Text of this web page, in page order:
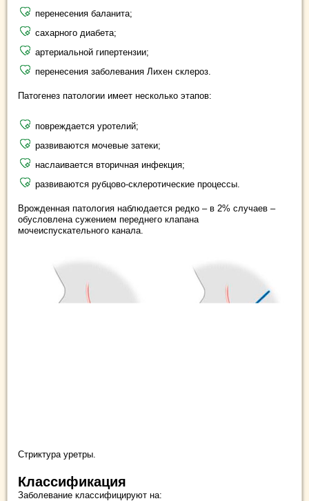
перенесения баланита;
сахарного диабета;
артериальной гипертензии;
перенесения заболевания Лихен склероз.
Патогенез патологии имеет несколько этапов:
повреждается уротелий;
развиваются мочевые затеки;
наслаивается вторичная инфекция;
развиваются рубцово-склеротические процессы.
Врожденная патология наблюдается редко – в 2% случаев –
обусловлена сужением переднего клапана
мочеиспускательного канала.
Стриктура уретры.
Классификация
Заболевание классифицируют на: